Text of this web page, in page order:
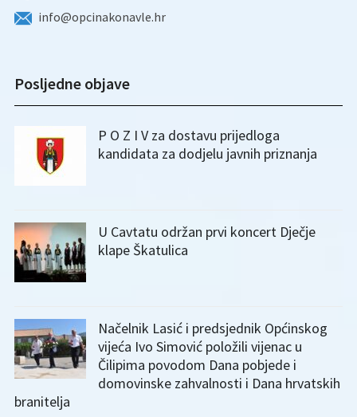
info@opcinakonavle.hr
Posljedne objave
P O Z I V za dostavu prijedloga
kandidata za dodjelu javnih priznanja
U Cavtatu održan prvi koncert Dječje
klape Škatulica
Načelnik Lasić i predsjednik Općinskog
vijeća Ivo Simović položili vijenac u
Čilipima povodom Dana pobjede i
domovinske zahvalnosti i Dana hrvatskih
branitelja